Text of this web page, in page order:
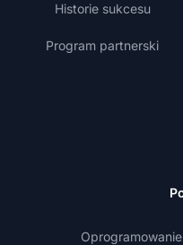
Historie sukcesu
Program partnerski